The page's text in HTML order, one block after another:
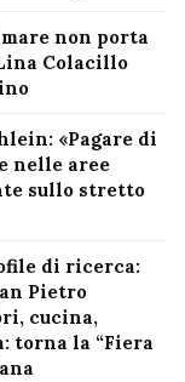
non porta
Colacillo
«Pagare di
nelle aree
sullo stretto
di ricerca:
Pietro
cucina,
torna la “Fiera